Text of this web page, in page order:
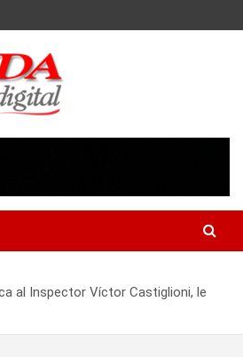
al Inspector Víctor Castiglioni, le